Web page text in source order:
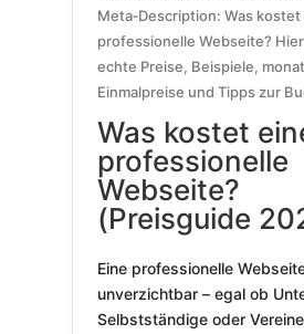
Meta‑Description: Was kostet
professionelle Webseite?
echte Preise, Beispiele,
Einmalpreise und Tipps zur
Was kostet
professionelle
Webseite?
(Preisguide
Eine professionelle
unverzichtbar – egal ob
Selbstständige oder